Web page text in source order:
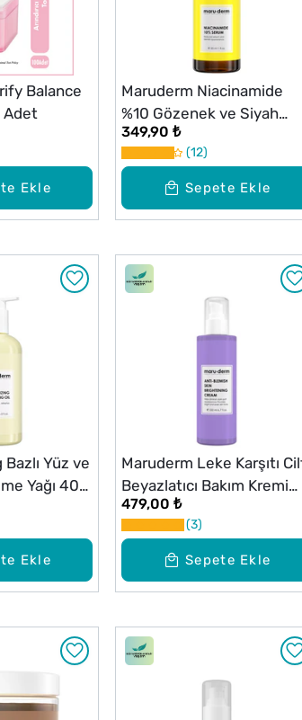
Ekle
Balance
Adet
Sepete Ekle
Maruderm Niacinamide
%10 Gözenek ve Siyah
Nokta Karşıtı Serum 30 ml
349,90 ₺
12
Ekle
Yüz ve
Yağı 400
Sepete Ekle
Maruderm Leke Karşıtı
Beyazlatıcı Bakım Kremi
200 ml
479,00 ₺
3